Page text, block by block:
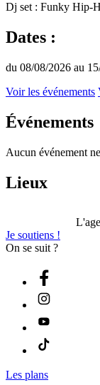
Dj set : Funky Hip-
Dates :
du 08/08/2026 au
Voir les événements
Événements
Aucun événement
Lieux
Je soutiens !
On se suit ?
Les plans